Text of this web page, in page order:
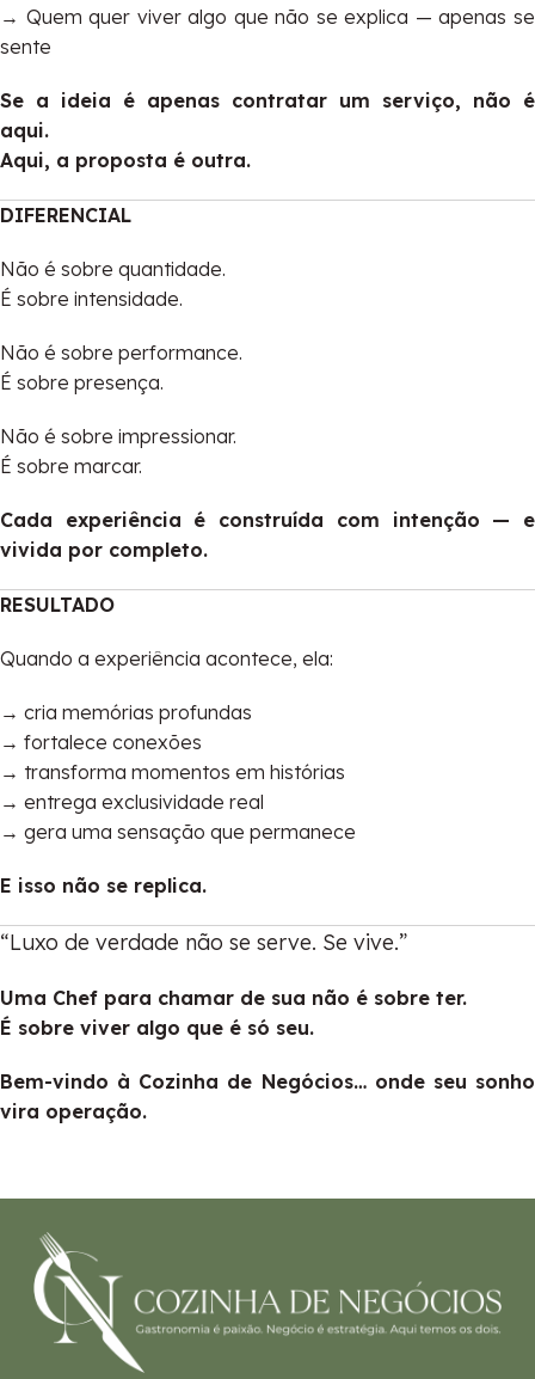
→ Quem quer viver algo que não se explica — apenas se
sente
Se a ideia é apenas contratar um serviço, não é
aqui.
Aqui, a proposta é outra.
DIFERENCIAL
Não é sobre quantidade.
É sobre intensidade.
Não é sobre performance.
É sobre presença.
Não é sobre impressionar.
É sobre marcar.
Cada experiência é construída com intenção — e
vivida por completo.
RESULTADO
Quando a experiência acontece, ela:
→ cria memórias profundas
→ fortalece conexões
→ transforma momentos em histórias
→ entrega exclusividade real
→ gera uma sensação que permanece
E isso não se replica.
“Luxo de verdade não se serve. Se vive.”
Uma Chef para chamar de sua não é sobre ter.
É sobre viver algo que é só seu.
Bem-vindo à Cozinha de Negócios… onde seu sonho
vira operação.